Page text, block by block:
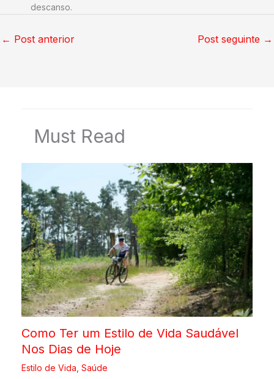
descanso.
← Post anterior Post seguinte →
Must Read
Como Ter um Estilo de Vida Saudável
Nos Dias de Hoje
Estilo de Vida Saúde